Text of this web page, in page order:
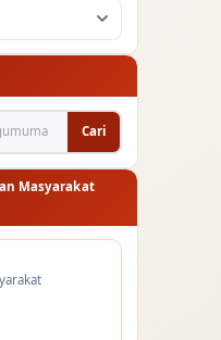
Cari
Masyarakat